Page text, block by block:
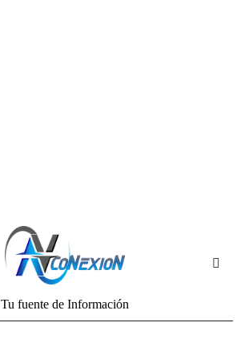
Tu fuente de Información